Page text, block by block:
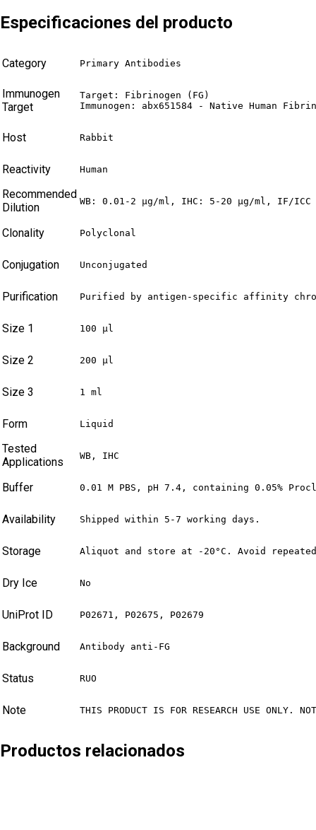
Especificaciones del producto
Category Primary Antibodies
Immunogen
Target
Target: Fibrinogen (FG)
Immunogen: abx651584 - Native Human
Host Rabbit
Reactivity Human
Recommended
Dilution
WB: 0.01-2 µg/ml, IHC: 5-20 µg/ml, IF/
Clonality Polyclonal
Conjugation Unconjugated
Purification Purified by antigen-specific affinity
Size 1 100 µl
Size 2 200 µl
Size 3 1 ml
Form Liquid
Tested
Applications
WB, IHC
Buffer 0.01 M PBS, pH 7.4, containing 0.05%
Availability Shipped within 5-7 working days.
Storage Aliquot and store at -20°C. Avoid
Dry Ice No
UniProt ID P02671, P02675, P02679
Background Antibody anti-FG
Status RUO
Note THIS PRODUCT IS FOR RESEARCH USE ONLY.
Productos relacionados